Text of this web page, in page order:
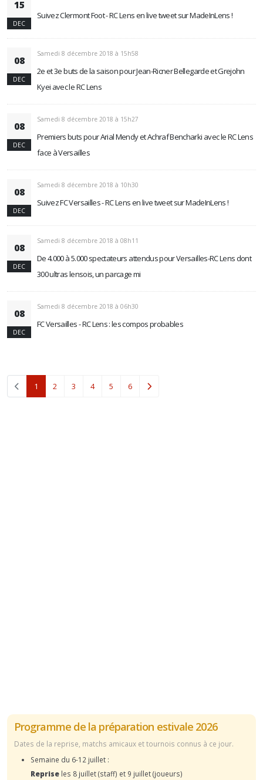
15
DEC
Suivez Clermont Foot - RC Lens en live tweet sur MadeInLens !
08
DEC
Samedi 8 décembre 2018 à 15h58
2e et 3e buts de la saison pour Jean-Ricner Bellegarde et Grejohn
Kyei avec le RC Lens
08
DEC
Samedi 8 décembre 2018 à 15h27
Premiers buts pour Arial Mendy et Achraf Bencharki avec le RC Lens
face à Versailles
08
DEC
Samedi 8 décembre 2018 à 10h30
Suivez FC Versailles - RC Lens en live tweet sur MadeInLens !
08
DEC
Samedi 8 décembre 2018 à 08h11
De 4.000 à 5.000 spectateurs attendus pour Versailles-RC Lens dont
300 ultras lensois, un parcage mi
08
DEC
Samedi 8 décembre 2018 à 06h30
FC Versailles - RC Lens : les compos probables
1 (current)
2 3 4 5 6
Programme de la préparation estivale 2026
Dates de la reprise, matchs amicaux et tournois connus à ce jour.
Semaine du 6-12 juillet :
Reprise les 8 juillet (staff) et 9 juillet (joueurs)